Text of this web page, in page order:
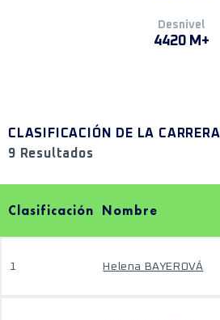
Desnivel
4420 M+
CLASIFICACIÓN DE LA CARRERA
9 Resultados
Clasificación Nombre
1 Helena BAYEROVÁ